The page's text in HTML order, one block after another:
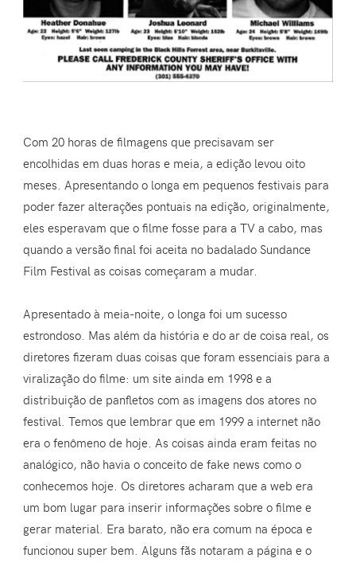
Com 20 horas de filmagens que precisavam ser
encolhidas em duas horas e meia, a edição levou oito
meses. Apresentando o longa em pequenos festivais para
poder fazer alterações pontuais na edição, originalmente,
eles esperavam que o filme fosse para a TV a cabo, mas
quando a versão final foi aceita no badalado Sundance
Film Festival as coisas começaram a mudar.
Apresentado à meia-noite, o longa foi um sucesso
estrondoso. Mas além da história e do ar de coisa real, os
diretores fizeram duas coisas que foram essenciais para a
viralização do filme: um site ainda em 1998 e a
distribuição de panfletos com as imagens dos atores no
festival. Temos que lembrar que em 1999 a internet não
era o fenômeno de hoje. As coisas ainda eram feitas no
analógico, não havia o conceito de fake news como o
conhecemos hoje. Os diretores acharam que a web era
um bom lugar para inserir informações sobre o filme e
gerar material. Era barato, não era comum na época e
funcionou super bem. Alguns fãs notaram a página e o